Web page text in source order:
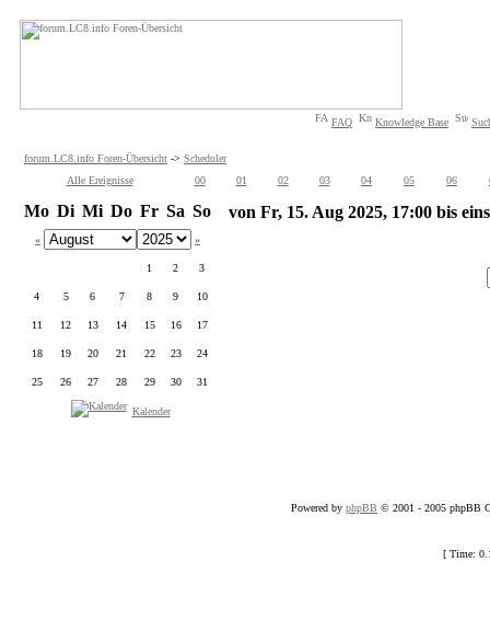
FAQ Knowledge Base
forum.LC8.info Foren-Übersicht -> Scheduler
Alle Ereignisse
00 01 02 03 04 05 06
Mo Di Mi Do Fr Sa So
« »
1 2 3
4 5 6 7 8 9 10
11 12 13 14 15 16 17
18 19 20 21 22 23 24
25 26 27 28 29 30 31
Kalender
von Fr, 15. Aug 2025, 17:00 bis
Powered by phpBB © 2001 - 2005 phpBB
[ Time: